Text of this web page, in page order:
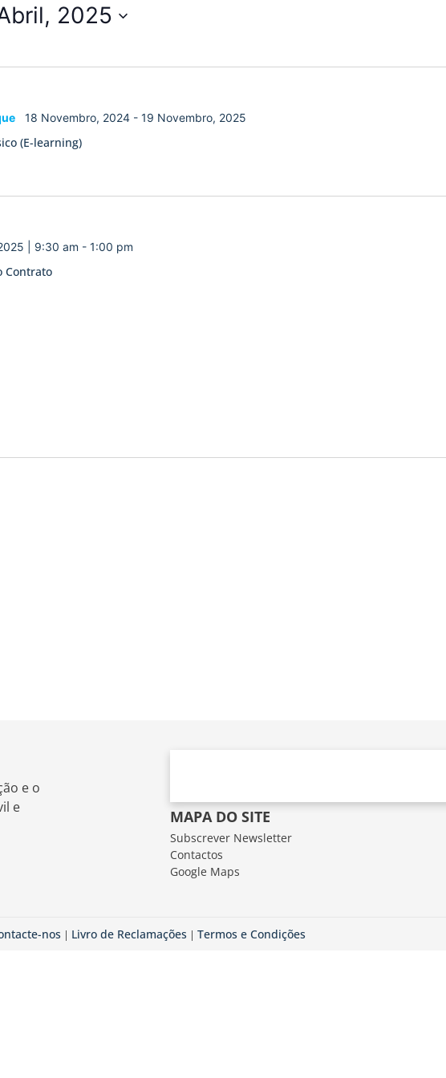
2025
(E-learning)
18 Novembro, 2024- 19 Novembro, 2025
Contrato
| 9:30 am - 1:00 pm
e o
e
MAPA DO SITE
Subscrever Newsletter
Contactos
Google Maps
nos | Livro de Reclamações | Termos e Condições